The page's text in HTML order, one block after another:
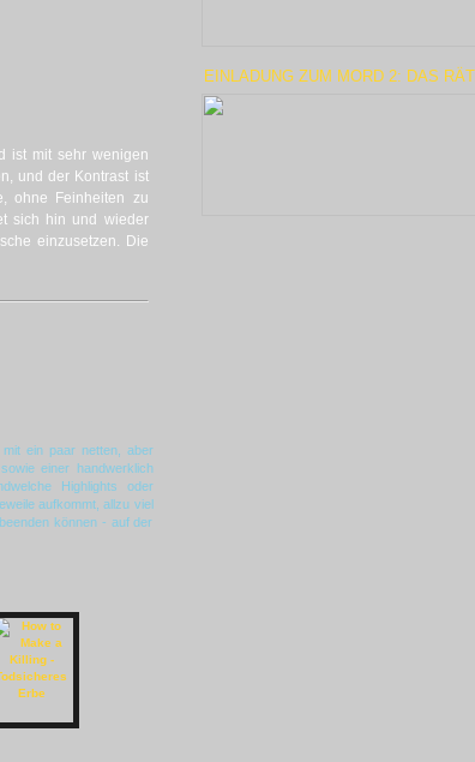
ist mit sehr wenigen
und der Kontrast ist
ohne Feinheiten zu
sich hin und wieder
einzusetzen. Die
ein paar netten, aber
einer handwerklich
Highlights oder
aufkommt, allzu viel
können - auf der
EINLADUNG ZUM MORD 2: DAS